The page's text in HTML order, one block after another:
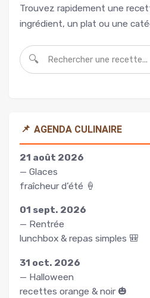
Trouvez rapidement une
ingrédient, un plat ou une
🔍
📌 AGENDA CULINAIRE
21 août 2026
— Glaces
fraîcheur d’été 🍦
01 sept. 2026
— Rentrée
lunchbox & repas simples 🎒
31 oct. 2026
— Halloween
recettes orange & noir 🎃